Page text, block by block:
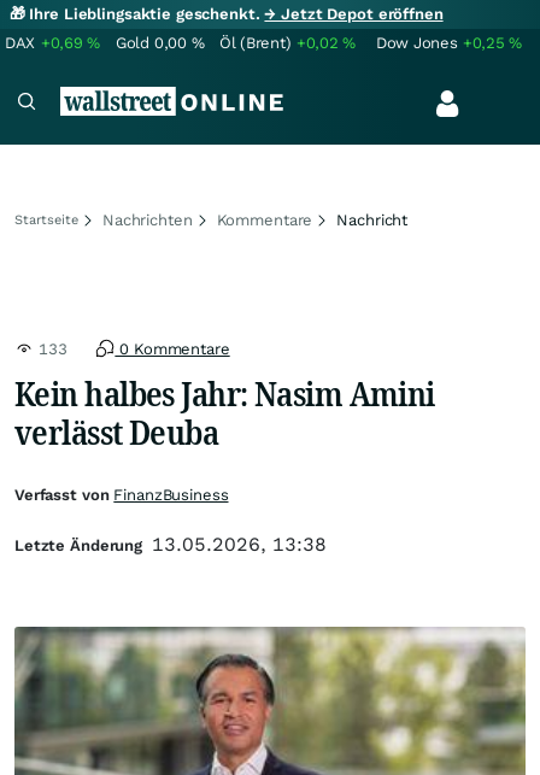
🎁 Ihre Lieblingsaktie geschenkt.→ Jetzt Depot eröffnen
DAX +0,69% Gold 0,00 % Öl (Brent) +0,02% Dow Jones +0,25%
Startseite Nachrichten Kommentare Nachricht
133 0 Kommentare
Kein halbes Jahr: Nasim Amini
verlässt Deuba
Verfasst von FinanzBusiness
Letzte Änderung 13.05.2026, 13:38